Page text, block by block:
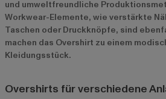
und umweltfreundliche
Workwear-Elemente, wie verstärkte
Taschen oder Druckknöpfe, sind
machen das Overshirt zu einem
Kleidungsstück.
Overshirts für verschiedene